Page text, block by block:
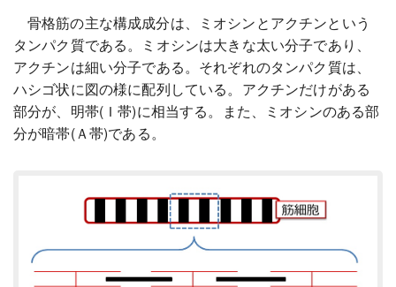
骨格筋の主な構成成分は、ミオシンとアクチンという
タンパク質である。ミオシンは大きな太い分子であり、
アクチンは細い分子である。それぞれのタンパク質は、
ハシゴ状に図の様に配列している。アクチンだけがある
部分が、明帯(Ｉ帯)に相当する。また、ミオシンのある部
分が暗帯(Ａ帯)である。